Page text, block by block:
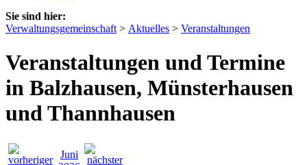
Sie sind hier:
Verwaltungsgemeinschaft > Aktuelles > Veranstaltungen
Veranstaltungen und Termine
in Balzhausen, Münsterhausen
und Thannhausen
Juni